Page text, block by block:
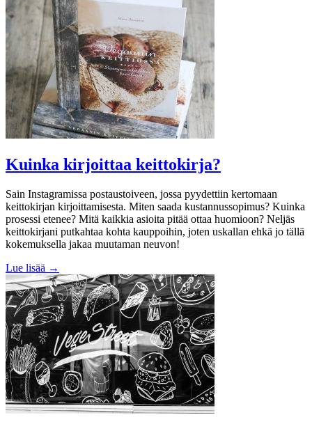
Kuinka kirjoittaa keittokirja?
Sain Instagramissa postaustoiveen, jossa pyydettiin kertomaan
keittokirjan kirjoittamisesta. Miten saada kustannussopimus? Kuinka
prosessi etenee? Mitä kaikkia asioita pitää ottaa huomioon? Neljäs
keittokirjani putkahtaa kohta kauppoihin, joten uskallan ehkä jo tällä
kokemuksella jakaa muutaman neuvon!
Lue lisää →